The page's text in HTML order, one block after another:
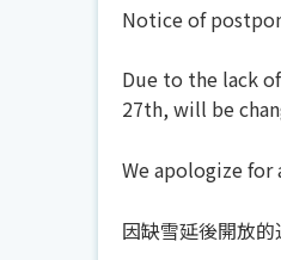
Notice of
Due to the lack
27th, will be
We apologize for
因缺雪延後開放的